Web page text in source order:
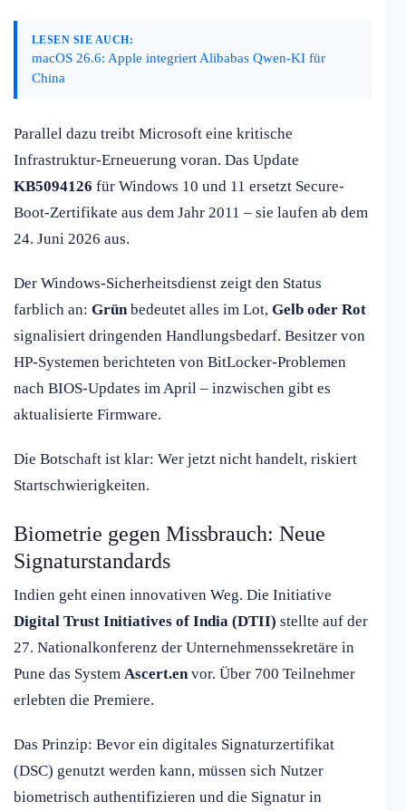
LESEN SIE AUCH:
macOS 26.6: Apple integriert Alibabas Qwen-KI für
China
Parallel dazu treibt Microsoft eine kritische
Infrastruktur-Erneuerung voran. Das Update
KB5094126 für Windows 10 und 11 ersetzt Secure-
Boot-Zertifikate aus dem Jahr 2011 – sie laufen ab dem
24. Juni 2026 aus.
Der Windows-Sicherheitsdienst zeigt den Status
farblich an: Grünbedeutet alles im Lot, Gelb oder Rot
signalisiert dringenden Handlungsbedarf. Besitzer von
HP-Systemen berichteten von BitLocker-Problemen
nach BIOS-Updates im April – inzwischen gibt es
aktualisierte Firmware.
Die Botschaft ist klar: Wer jetzt nicht handelt, riskiert
Startschwierigkeiten.
Biometrie gegen Missbrauch: Neue
Signaturstandards
Indien geht einen innovativen Weg. Die Initiative
Digital Trust Initiatives of India (DTII) stellte auf der
27. Nationalkonferenz der Unternehmenssekretäre in
Pune das System Ascert.envor. Über 700 Teilnehmer
erlebten die Premiere.
Das Prinzip: Bevor ein digitales Signaturzertifikat
(DSC) genutzt werden kann, müssen sich Nutzer
biometrisch authentifizieren und die Signatur in